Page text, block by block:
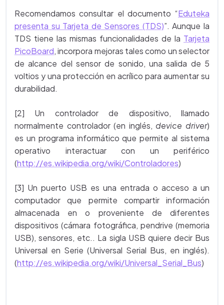
Recomendamos consultar el documento “Eduteka
presenta su Tarjeta de Sensores (TDS)”. Aunque la
TDS tiene las mismas funcionalidades de la Tarjeta
PicoBoard, incorpora mejoras tales como un selector
de alcance del sensor de sonido, una salida de 5
voltios y una protección en acrílico para aumentar su
durabilidad.
[2] Un controlador de dispositivo, llamado
normalmente controlador (en inglés, device driver)
es un programa informático que permite al sistema
operativo interactuar con un periférico
(http://es.wikipedia.org/wiki/Controladores)
[3] Un puerto USB es una entrada o acceso a un
computador que permite compartir información
almacenada en o proveniente de diferentes
dispositivos (cámara fotográfica, pendrive (memoria
USB), sensores, etc.. La sigla USB quiere decir Bus
Universal en Serie (Universal Serial Bus, en inglés).
(http://es.wikipedia.org/wiki/Universal_Serial_Bus)